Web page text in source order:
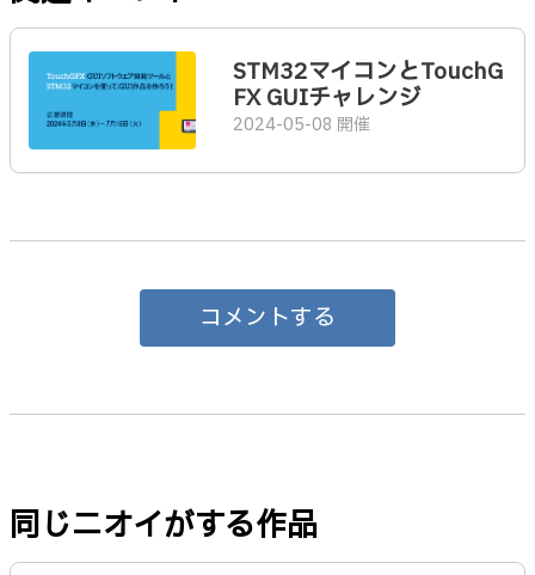
STM32マイコンとTouchG
FX GUIチャレンジ
2024-05-08 開催
コメントする
同じニオイがする作品